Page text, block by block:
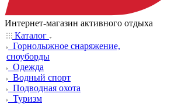
Интернет-магазин активного отдыха
Каталог
Горнолыжное снаряжение,
сноуборды
Одежда
Водный спорт
Подводная охота
Туризм